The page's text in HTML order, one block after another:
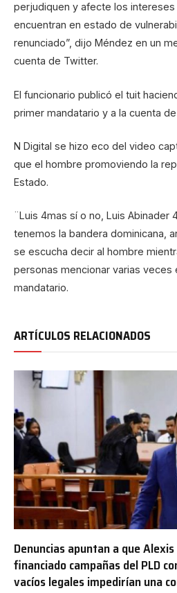
perjudiquen y afecte los
encuentran en estado de
renunciado”, dijo Méndez en un
cuenta de Twitter.
El funcionario publicó el tuit
primer mandatario y a la cuenta
N Digital se hizo eco del video
que el hombre promoviendo la
Estado.
¨Luis 4mas sí o no, Luis Abinader
tenemos la bandera dominicana,
se escucha decir al hombre
personas mencionar varias veces
mandatario.
ARTÍCULOS RELACIONADOS
Denuncias apuntan a que
financiado campañas del PLD
vacíos legales impedirían una